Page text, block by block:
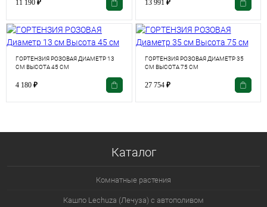
11 190 ₽ 13 991 ₽
ГОРТЕНЗИЯ РОЗОВАЯ ДИАМЕТР 13
СМ ВЫСОТА 45 СМ
4 180 ₽
ГОРТЕНЗИЯ РОЗОВАЯ ДИАМЕТР 35
СМ ВЫСОТА 75 СМ
27 754 ₽
Каталог
Комнатные растения
Кашпо Lechuza (Лечуза) с автополивом